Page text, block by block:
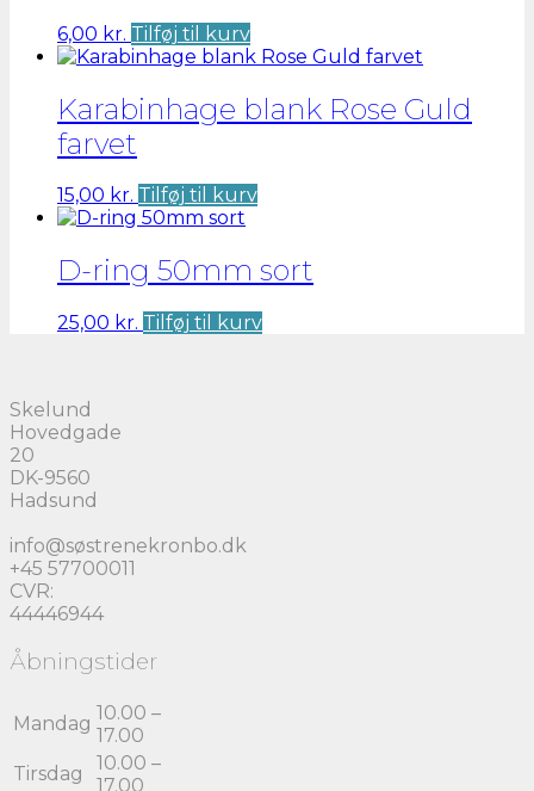
6,00 kr. Tilføj til kurv
Karabinhage blank Rose Guld
farvet
15,00 kr. Tilføj til kurv
D-ring 50mm sort
25,00 kr. Tilføj til kurv
Skelund
Hovedgade
20
DK-9560
Hadsund
info@søstrenekronbo.dk
+45 57700011
CVR:
44446944
Åbningstider
Mandag 10.00 –
17.00
Tirsdag
10.00 –
17.00